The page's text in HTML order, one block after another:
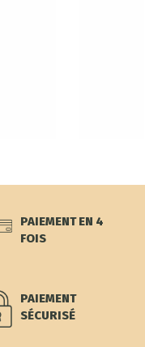
PAIEMENT EN 4
FOIS
PAIEMENT
SÉCURISÉ